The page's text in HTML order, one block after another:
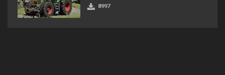
8997